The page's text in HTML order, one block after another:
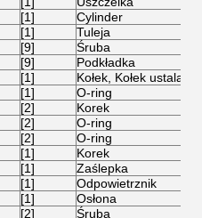
[1]
Cylinder
[1]
Tuleja
[9]
Śruba
[9]
Podkładka
[1]
Kołek, Kołek
[1]
O-ring
[2]
Korek
[2]
O-ring
[2]
O-ring
[1]
Korek
[1]
Zaślepka
[1]
Odpowietrznik
[1]
Osłona
[2]
Śruba